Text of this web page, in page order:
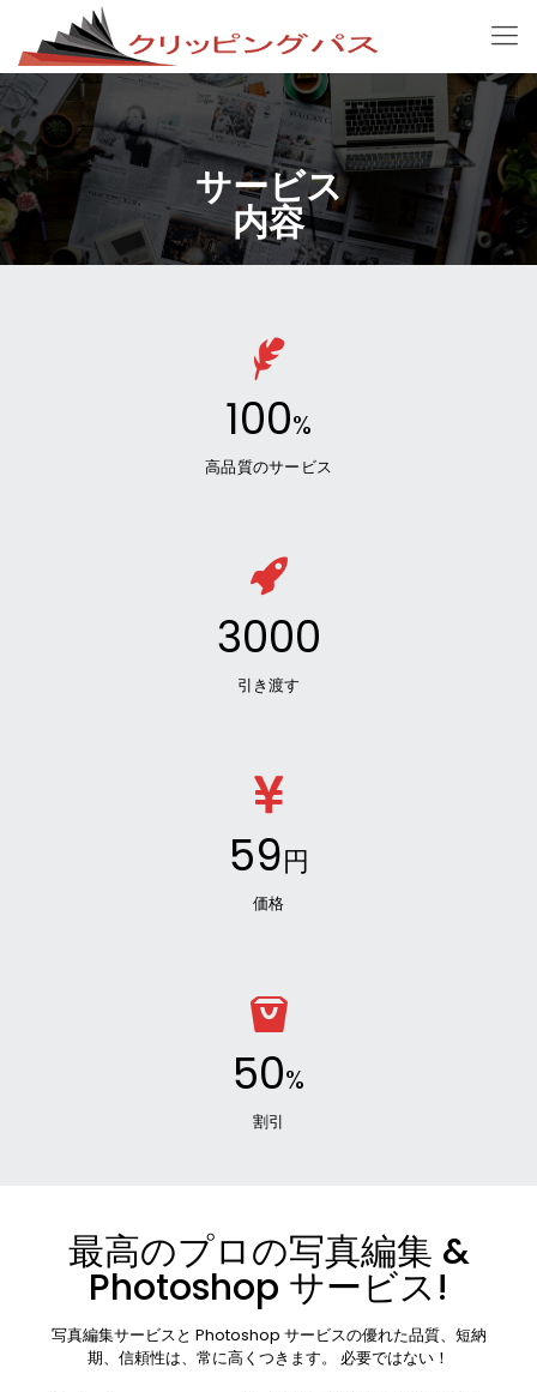
サービス
内容
100%
高品質のサービス
3000
引き渡す
59円
価格
50%
割引
最高のプロの写真編集 &
Photoshop サービス!
写真編集サービスと Photoshop サービスの優れた品質、短納
期、信頼性は、常に高くつきます。 必要ではない！